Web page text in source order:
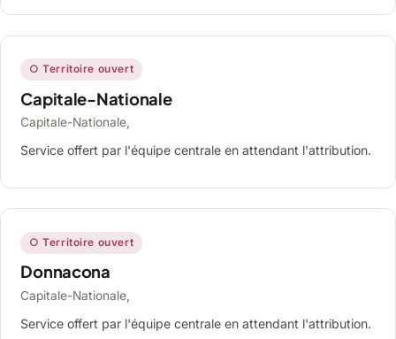
○ Territoire ouvert
Capitale-Nationale
Capitale-Nationale,
Service offert par l'équipe centrale en attendant l'attribution.
○ Territoire ouvert
Donnacona
Capitale-Nationale,
Service offert par l'équipe centrale en attendant l'attribution.